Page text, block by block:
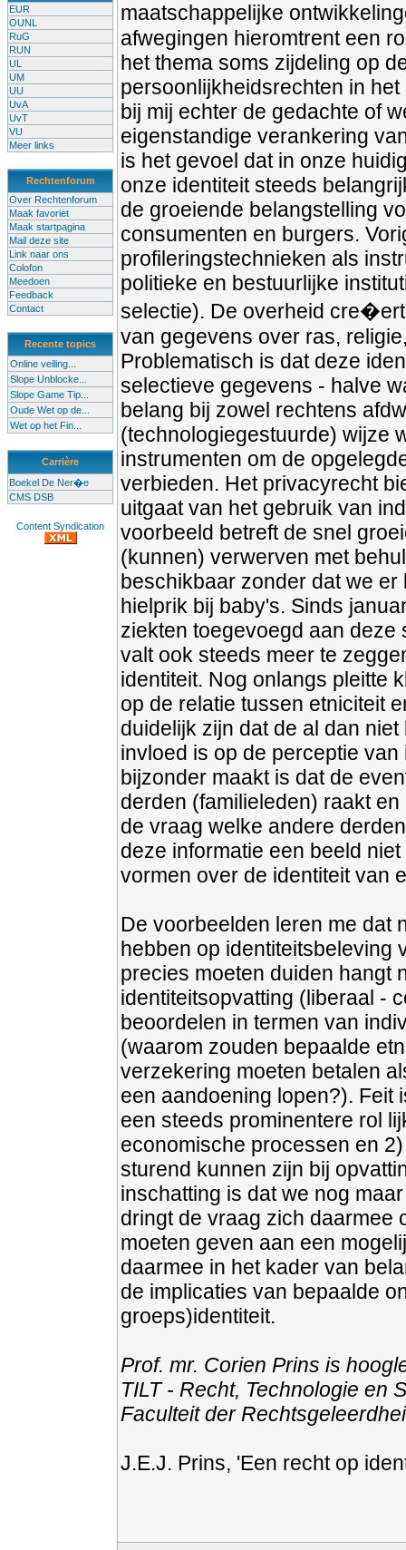
EUR
OUNL
RuG
RUN
UL
UM
UU
UvA
UvT
VU
Meer links
Rechtenforum
Over Rechtenforum
Maak favoriet
Maak startpagina
Mail deze site
Link naar ons
Colofon
Meedoen
Feedback
Contact
Recente topics
Online veiling...
Slope Unblocke...
Slope Game Tip...
Oude Wet op de...
Wet op het Fin...
Carrière
Boekel De Ner�e
CMS DSB
Content Syndication
maatschappelijke
afwegingen hieromtrent een
het thema soms zijdeling op
persoonlijkheidsrechten in
bij mij echter de gedachte of
eigenstandige verankering
is het gevoel dat in onze
onze identiteit steeds
de groeiende belangstelling
consumenten en burgers.
profileringstechnieken als
politieke en bestuurlijke
selectie). De overheid
van gegevens over ras,
Problematisch is dat deze
selectieve gegevens - halve
belang bij zowel rechtens
(technologiegestuurde) wijze
instrumenten om de
verbieden. Het privacyrecht
uitgaat van het gebruik van
voorbeeld betreft de snel
(kunnen) verwerven met
beschikbaar zonder dat we
hielprik bij baby's. Sinds
ziekten toegevoegd aan
valt ook steeds meer te
identiteit. Nog onlangs pleitte
op de relatie tussen etniciteit
duidelijk zijn dat de al dan
invloed is op de perceptie
bijzonder maakt is dat de
derden (familieleden) raakt
de vraag welke andere
deze informatie een beeld
vormen over de identiteit van
De voorbeelden leren me dat
hebben op identiteitsbeleving
precies moeten duiden hangt
identiteitsopvatting (liberaal -
beoordelen in termen van
(waarom zouden bepaalde
verzekering moeten betalen
een aandoening lopen?). Feit
een steeds prominentere rol
economische processen en
sturend kunnen zijn bij
inschatting is dat we nog
dringt de vraag zich daarmee
moeten geven aan een
daarmee in het kader van
de implicaties van bepaalde
groeps)identiteit.
Prof. mr. Corien Prins is
TILT - Recht, Technologie en
Faculteit der
J.E.J. Prins, 'Een recht op